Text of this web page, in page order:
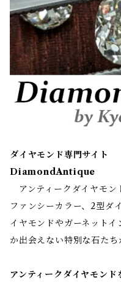
ダイヤモンド専門サイト
DiamondAntique
アンティークダイヤモン
ファンシーカラー、2型ダ
イヤモンドやガーネット
か出会えない特別な石たち
アンティークダイヤモン